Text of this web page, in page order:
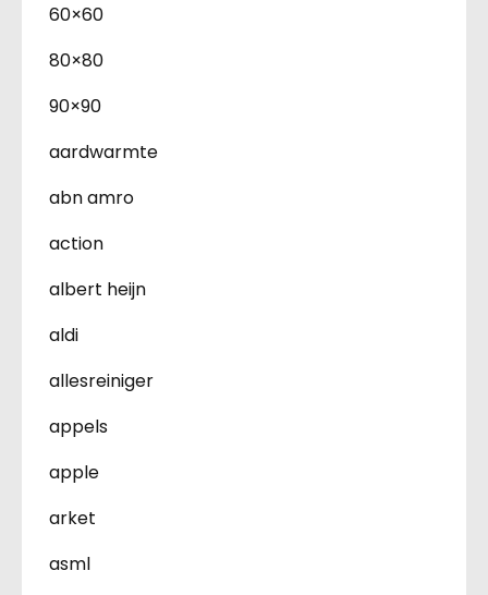
60×60
80×80
90×90
aardwarmte
abn amro
action
albert heijn
aldi
allesreiniger
appels
apple
arket
asml